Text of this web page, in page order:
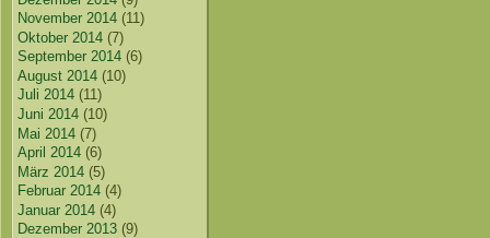
November 2014 (11)
Oktober 2014 (7)
September 2014 (6)
August 2014 (10)
Juli 2014 (11)
Juni 2014 (10)
Mai 2014 (7)
April 2014 (6)
März 2014 (5)
Februar 2014 (4)
Januar 2014 (4)
Dezember 2013 (9)